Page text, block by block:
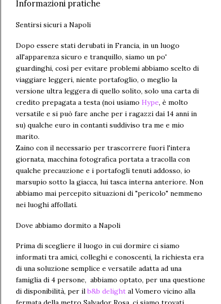
Informazioni pratiche
Sentirsi sicuri a Napoli
Dopo essere stati derubati in Francia, in un luogo
all'apparenza sicuro e tranquillo, siamo un po'
guardinghi, così per evitare problemi abbiamo scelto di
viaggiare leggeri, niente portafoglio, o meglio la
versione ultra leggera di quello solito, solo una carta di
credito prepagata a testa (noi usiamo Hype, è molto
versatile e si può fare anche per i ragazzi dai 14 anni in
su) qualche euro in contanti suddiviso tra me e mio
marito.
Zaino con il necessario per trascorrere fuori l'intera
giornata, macchina fotografica portata a tracolla con
qualche precauzione e i portafogli tenuti addosso, io
marsupio sotto la giacca, lui tasca interna anteriore. Non
abbiamo mai percepito situazioni di "pericolo" nemmeno
nei luoghi affollati.
Dove abbiamo dormito a Napoli
Prima di scegliere il luogo in cui dormire ci siamo
informati tra amici, colleghi e conoscenti, la richiesta era
di una soluzione semplice e versatile adatta ad una
famiglia di 4 persone, abbiamo optato, per una questione
di disponibilità, per il b&b delight al Vomero vicino alla